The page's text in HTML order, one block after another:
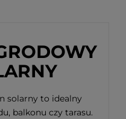
solarny to idealny
balkonu czy tarasu.